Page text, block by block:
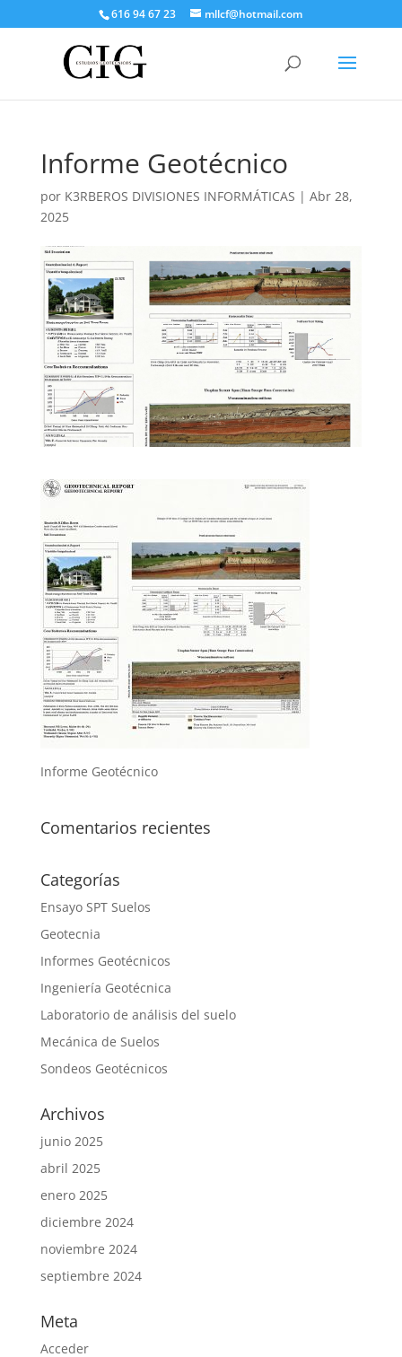
616 94 67 23 mllcf@hotmail.com
Informe Geotécnico
por K3RBEROS DIVISIONES INFORMÁTICAS | Abr 28,
2025
Informe Geotécnico
Comentarios recientes
Categorías
Ensayo SPT Suelos
Geotecnia
Informes Geotécnicos
Ingeniería Geotécnica
Laboratorio de análisis del suelo
Mecánica de Suelos
Sondeos Geotécnicos
Archivos
junio 2025
abril 2025
enero 2025
diciembre 2024
noviembre 2024
septiembre 2024
Meta
Acceder